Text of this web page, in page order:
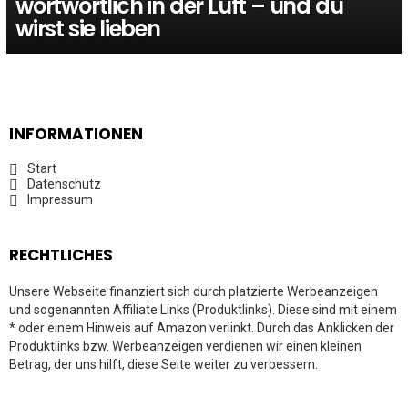
wirst sie lieben
INFORMATIONEN
Start
Datenschutz
Impressum
RECHTLICHES
Unsere Webseite finanziert sich durch platzierte Werbeanzeigen
und sogenannten Affiliate Links (Produktlinks). Diese sind mit einem
* oder einem Hinweis auf Amazon verlinkt. Durch das Anklicken der
Produktlinks bzw. Werbeanzeigen verdienen wir einen kleinen
Betrag, der uns hilft, diese Seite weiter zu verbessern.